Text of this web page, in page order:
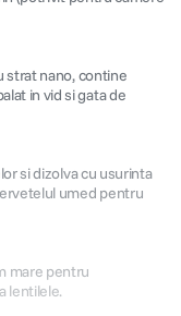
strat nano, contine
in vid si gata de
si dizolva cu usurinta
umed pentru
mare pentru
lentilele.